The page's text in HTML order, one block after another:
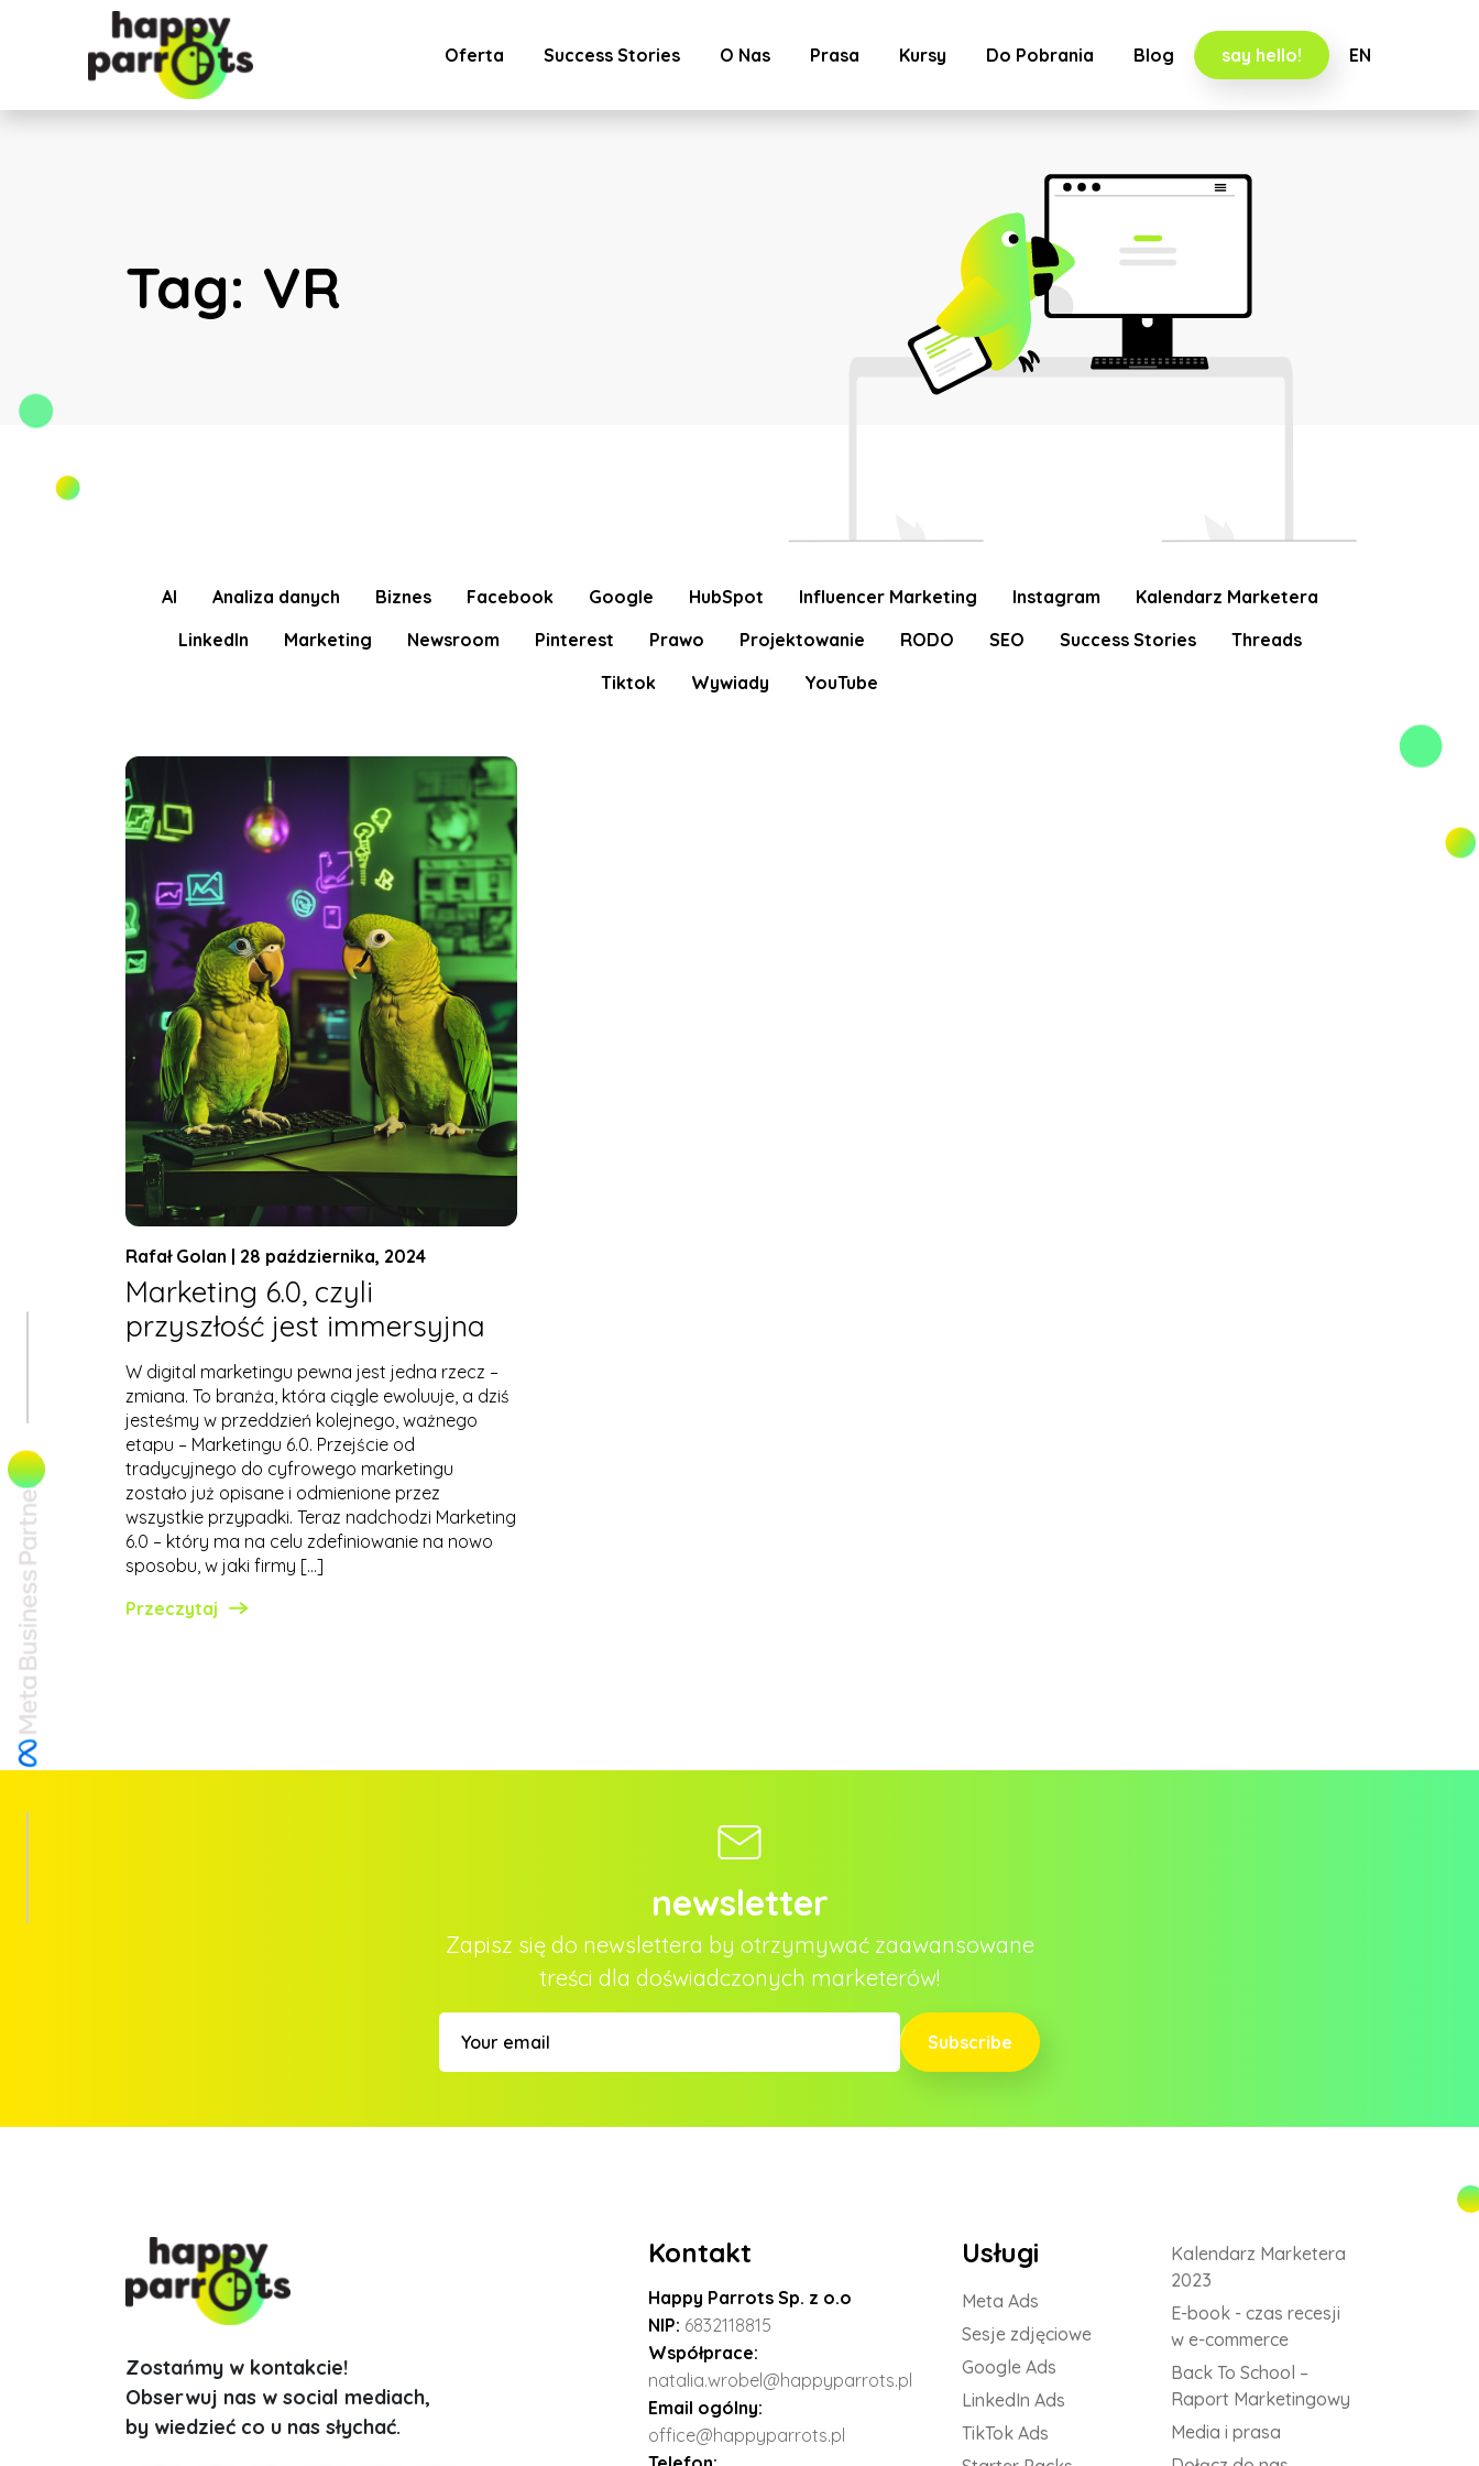
Oferta Success Stories O Nas Prasa Kursy Do Pobrania Blog say hello! EN
Tag: VR
AI Analiza danych Biznes Facebook Google HubSpot Influencer Marketing Instagram
Kalendarz Marketera
LinkedIn
Marketing Newsroom Pinterest Prawo Projektowanie RODO SEO Success Stories
Threads
Tiktok
Wywiady YouTube
Rafał Golan | 28 października, 2024
Marketing 6.0, czyli
przyszłość jest immersyjna
W digital marketingu pewna jest jedna rzecz –
zmiana. To branża, która ciągle ewoluuje, a dziś
jesteśmy w przeddzień kolejnego, ważnego
etapu – Marketingu 6.0. Przejście od
tradycyjnego do cyfrowego marketingu
zostało już opisane i odmienione przez
wszystkie przypadki. Teraz nadchodzi Marketing
6.0 – który ma na celu zdefiniowanie na nowo
sposobu, w jaki firmy […]
Przeczytaj
newsletter
Zapisz się do newslettera by otrzymywać zaawansowane
treści dla doświadczonych marketerów!
Subscribe
Zostańmy w kontakcie!
Obserwuj nas w social mediach,
by wiedzieć co u nas słychać.
Kontakt
Happy Parrots Sp. z o.o
NIP: 6832118815
Współprace:
natalia.wrobel@happyparrots.pl
Email ogólny:
office@happyparrots.pl
Usługi
Meta Ads
Sesje zdjęciowe
Google Ads
LinkedIn Ads
TikTok Ads
Kalendarz Marketera
2023
E-book - czas recesji
w e-commerce
Back To School –
Raport Marketingowy
Media i prasa